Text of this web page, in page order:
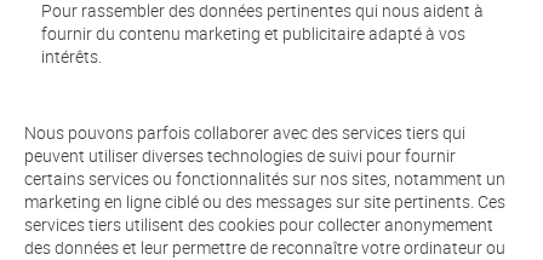
Pour rassembler des données pertinentes qui nous aident à
fournir du contenu marketing et publicitaire adapté à vos
intérêts.
Nous pouvons parfois collaborer avec des services tiers qui
peuvent utiliser diverses technologies de suivi pour fournir
certains services ou fonctionnalités sur nos sites, notamment un
marketing en ligne ciblé ou des messages sur site pertinents. Ces
services tiers utilisent des cookies pour collecter anonymement
des données et leur permettre de reconnaître votre ordinateur ou